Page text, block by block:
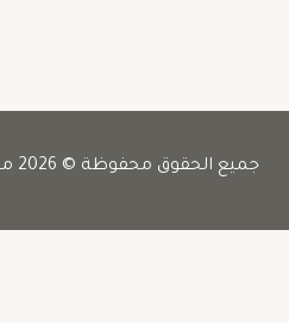
جميع الحقوق محفوظة © 2026 معلم دهانات جده -